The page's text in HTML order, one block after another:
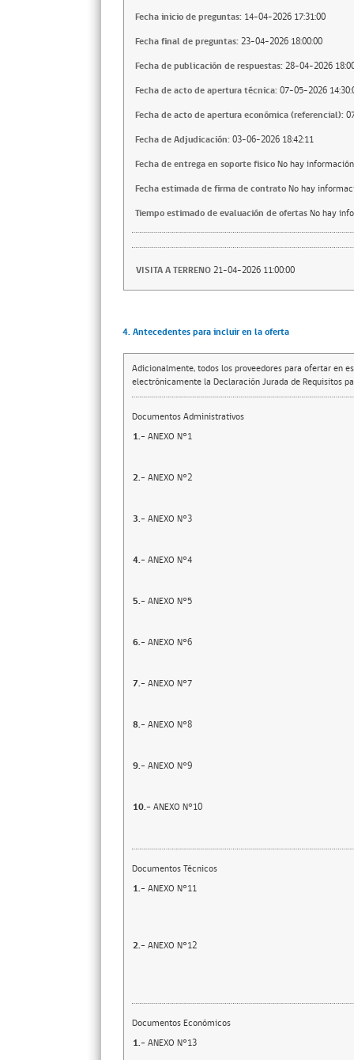
Fecha inicio de preguntas: 14-04-2026 17:31:00
Fecha final de preguntas: 23-04-2026 18:00:00
Fecha de publicación de respuestas: 28-04-2026
Fecha de acto de apertura técnica: 07-05-2026
Fecha de acto de apertura económica (referencial):
Fecha de Adjudicación: 03-06-2026 18:42:11
Fecha de entrega en soporte fisicoNo hay información
Fecha estimada de firma de contratoNo hay
Tiempo estimado de evaluación de ofertasNo hay
VISITA A TERRENO21-04-2026 11:00:00
4. Antecedentes para incluir en la oferta
Adicionalmente, todos los proveedores para ofertar en
electrónicamente la Declaración Jurada de Requisitos
Documentos Administrativos
1.- ANEXO N°1
2.- ANEXO N°2
3.- ANEXO N°3
4.- ANEXO N°4
5.- ANEXO N°5
6.- ANEXO N°6
7.- ANEXO N°7
8.- ANEXO N°8
9.- ANEXO N°9
10.- ANEXO N°10
Documentos Técnicos
1.- ANEXO N°11
2.- ANEXO N°12
Documentos Económicos
1.- ANEXO N°13